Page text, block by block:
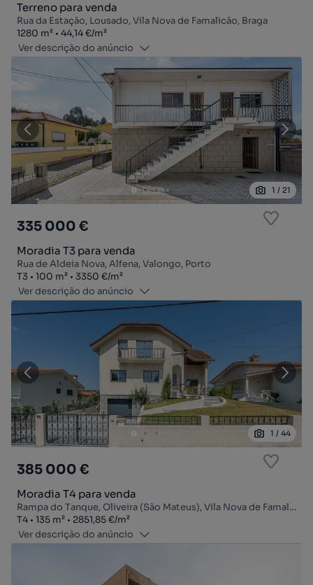
Terreno para venda
Rua da Estação, Lousado, Vila Nova de Famalicão, Braga
Zona
1280 m²
Preço por metro quadrado
44,14 €/m²
Ver descrição do anúncio
1 / 21
335 000 €
Moradia T3 para venda
Rua de Aldeia Nova, Alfena, Valongo, Porto
Tipologia
T3
Zona100 m²
Preço por metro quadrado
3350 €/m²
Ver descrição do anúncio
1 / 44
385 000 €
Moradia T4 para venda
Rampa do Tanque, Oliveira (São Mateus), Vila Nova de Famalicão, Braga
Tipologia
T4
Zona135 m²
Preço por metro quadrado
2851,85 €/m²
Ver descrição do anúncio